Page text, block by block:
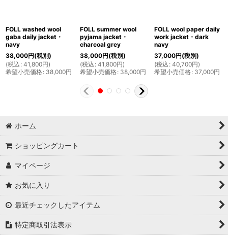
FOLL washed wool
gaba daily jacket・
navy
38,000円(税別)
(税込 : 41,800円)
希望小売価格: 38,000円
FOLL summer wool
pyjama jacket・
charcoal grey
38,000円(税別)
(税込 : 41,800円)
希望小売価格: 38,000円
FOLL wool paper daily
work jacket・dark
navy
37,000円(税別)
(税込 : 40,700円)
希望小売価格: 37,000円
ホーム
ショッピングカート
マイページ
お気に入り
最近チェックしたアイテム
特定商取引法表示